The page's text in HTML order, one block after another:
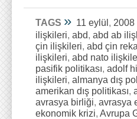
TAGS » 11 eylül, 2008
ilişkileri, abd, abd ab
çin ilişkileri, abd çin
ilişkileri, abd nato
pasifik politikası, adolf
ilişkileri, almanya dış
amerikan dış politikası,
avrasya birliği, avrasya
ekonomik krizi, Avrupa